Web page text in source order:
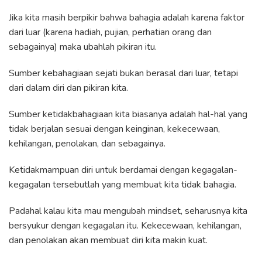
Jika kita masih berpikir bahwa bahagia adalah karena faktor
dari luar (karena hadiah, pujian, perhatian orang dan
sebagainya) maka ubahlah pikiran itu.
Sumber kebahagiaan sejati bukan berasal dari luar, tetapi
dari dalam diri dan pikiran kita.
Sumber ketidakbahagiaan kita biasanya adalah hal-hal yang
tidak berjalan sesuai dengan keinginan, kekecewaan,
kehilangan, penolakan, dan sebagainya.
Ketidakmampuan diri untuk berdamai dengan kegagalan-
kegagalan tersebutlah yang membuat kita tidak bahagia.
Padahal kalau kita mau mengubah mindset, seharusnya kita
bersyukur dengan kegagalan itu. Kekecewaan, kehilangan,
dan penolakan akan membuat diri kita makin kuat.